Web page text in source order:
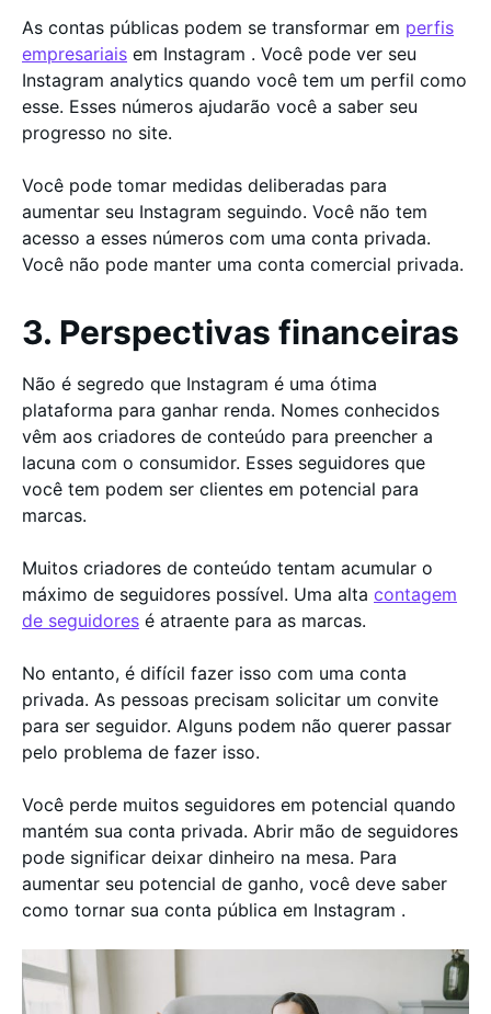
As contas públicas podem se transformar em perfis
empresariais em Instagram . Você pode ver seu
Instagram analytics quando você tem um perfil como
esse. Esses números ajudarão você a saber seu
progresso no site.
Você pode tomar medidas deliberadas para
aumentar seu Instagram seguindo. Você não tem
acesso a esses números com uma conta privada.
Você não pode manter uma conta comercial privada.
3. Perspectivas financeiras
Não é segredo que Instagram é uma ótima
plataforma para ganhar renda. Nomes conhecidos
vêm aos criadores de conteúdo para preencher a
lacuna com o consumidor. Esses seguidores que
você tem podem ser clientes em potencial para
marcas.
Muitos criadores de conteúdo tentam acumular o
máximo de seguidores possível. Uma alta contagem
de seguidores é atraente para as marcas.
No entanto, é difícil fazer isso com uma conta
privada. As pessoas precisam solicitar um convite
para ser seguidor. Alguns podem não querer passar
pelo problema de fazer isso.
Você perde muitos seguidores em potencial quando
mantém sua conta privada. Abrir mão de seguidores
pode significar deixar dinheiro na mesa. Para
aumentar seu potencial de ganho, você deve saber
como tornar sua conta pública em Instagram .